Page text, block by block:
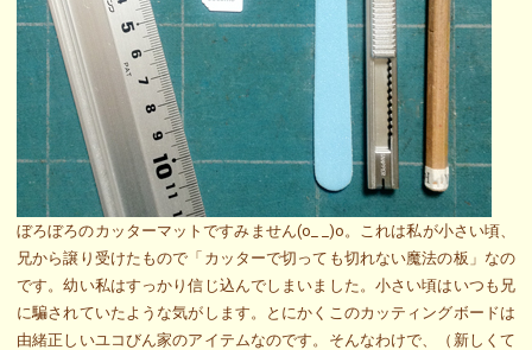
ぼろぼろのカッターマットですみません(o_ _)o。これは私が小さい頃、
兄から譲り受けたもので「カッターで切っても切れない魔法の板」なの
です。幼い私はすっかり信じ込んでしまいました。小さい頃はいつも兄
に騙されていたような気がします。とにかくこのカッティングボードは
由緒正しいユコびん家のアイテムなのです。そんなわけで、（新しくて